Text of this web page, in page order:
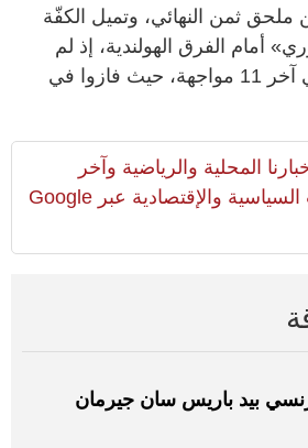
ثمن النهائي، وتميل الكفّة
أمام الفرق الهولندية، إذ لم
يتعرضوا للخسارة في آخر 11 مواجهة، حيث فازوا في
المحلية والرياضية وآخر
المستجدات السياسية والإقتصادية عبر Google
بيد باريس سان جيرمان